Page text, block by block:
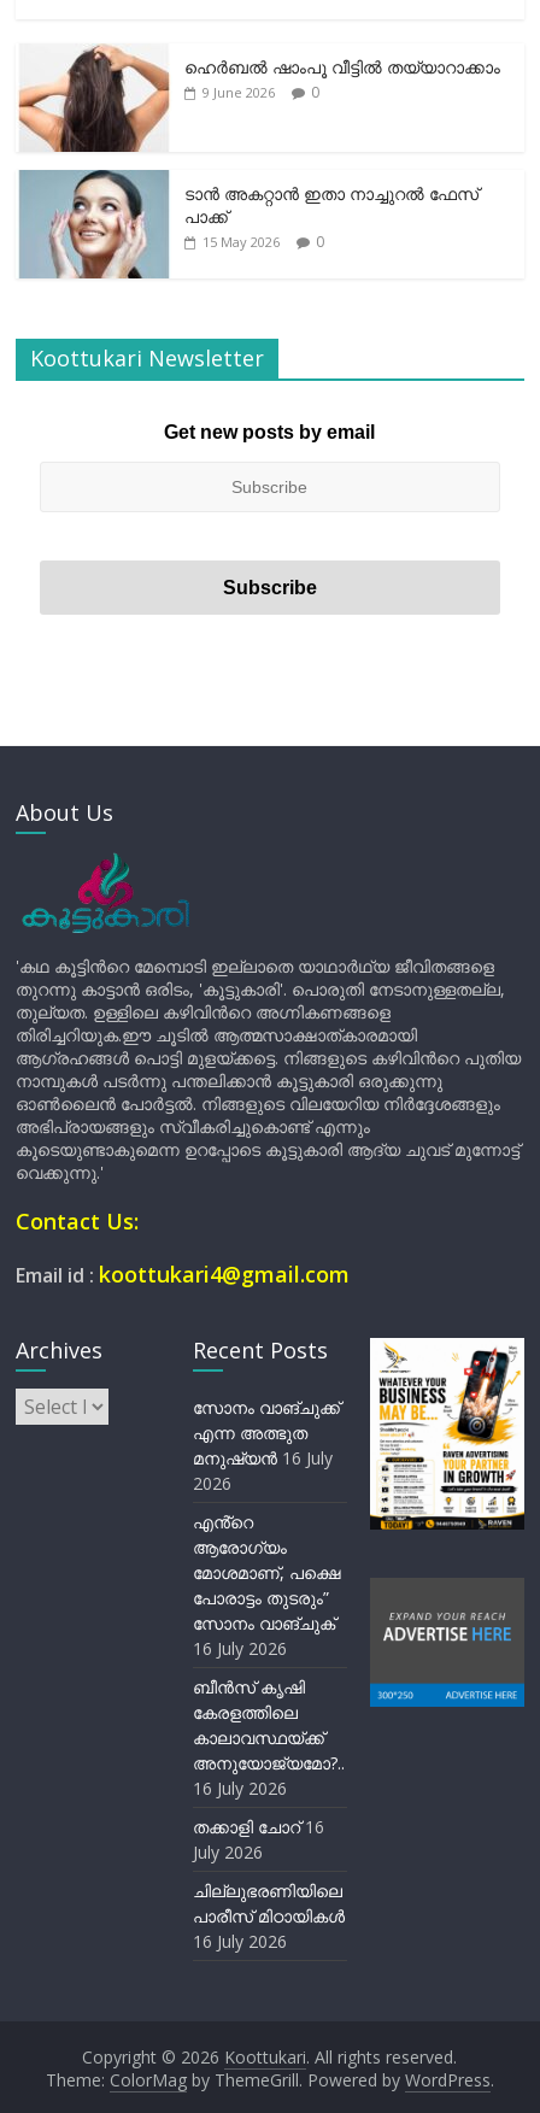
ഹെര്‍ബല്‍ ഷാംപൂ വീട്ടില്‍ തയ്യാറാക്കാം
9 June 2026 0
ടാന്‍ അകറ്റാന്‍ ഇതാ നാച്ചുറല്‍ ഫേസ്
പാക്ക്
15 May 2026 0
Koottukari Newsletter
Get new posts by email
About Us
'കഥ കൂട്ടിന്‍റെ മേമ്പൊടി ഇല്ലാതെ യാഥാർഥ്യ ജീവിതങ്ങളെ
തുറന്നു കാട്ടാൻ ഒരിടം, 'കൂട്ടുകാരി'. പൊരുതി നേടാനുള്ളതല്ല,
തുല്യത. ഉള്ളിലെ കഴിവിന്‍റെ അഗ്നികണങ്ങളെ
തിരിച്ചറിയുക.ഈ ചൂടിൽ ആത്മസാക്ഷാത്കാരമായി
ആഗ്രഹങ്ങൾ പൊട്ടി മുളയ്ക്കട്ടെ. നിങ്ങളുടെ കഴിവിന്‍റെ പുതിയ
നാമ്പുകൾ പടർന്നു പന്തലിക്കാൻ കൂട്ടുകാരി ഒരുക്കുന്നു
ഓൺലൈൻ പോർട്ടൽ. നിങ്ങളുടെ വിലയേറിയ നിർദ്ദേശങ്ങളും
അഭിപ്രായങ്ങളും സ്വീകരിച്ചുകൊണ്ട് എന്നും
കൂടെയുണ്ടാകുമെന്ന ഉറപ്പോടെ കൂട്ടുകാരി ആദ്യ ചുവട് മുന്നോട്ട്
വെക്കുന്നു.'
Contact Us:
Email id : koottukari4@gmail.com
Archives
Archives
Recent Posts
സോനം വാങ്ചുക്ക്
എന്ന അത്ഭുത
മനുഷ്യന്‍ 16 July
2026
എൻ്റെ
ആരോഗ്യം
മോശമാണ്, പക്ഷെ
പോരാട്ടം തുടരും”
സോനം വാങ്ചുക്
16 July 2026
ബീന്‍സ് കൃഷി
കേരളത്തിലെ
കാലാവസ്ഥയ്ക്ക്
അനുയോജ്യമോ?..
16 July 2026
തക്കാളി ചോറ് 16
July 2026
ചില്ലുഭരണിയിലെ
പാരീസ് മിഠായികള്‍
16 July 2026
Copyright © 2026 Koottukari. All rights reserved.
Theme: ColorMagby ThemeGrill. Powered by WordPress.